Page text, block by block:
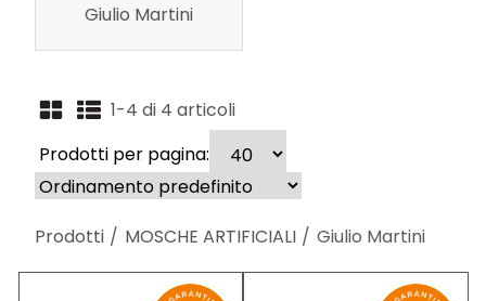
Giulio Martini
1-4 di 4 articoli
Prodotti per pagina:
Prodotti MOSCHE ARTIFICIALI Giulio Martini